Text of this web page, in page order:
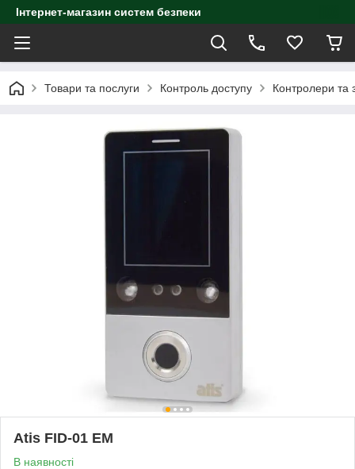
Інтернет-магазин систем безпеки
Товари та послуги Контроль доступу Контролери та
Atis FID-01 EM
В наявності